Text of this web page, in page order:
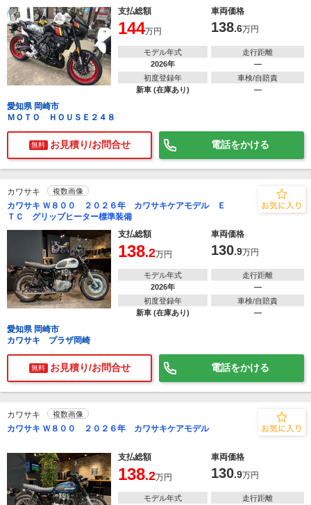
支払総額 車両価格
144万円 138.6万円
モデル年式
2026年
走行距離
―
初度登録年
新車 (在庫あり)
車検/自賠責
―
愛知県 岡崎市
ＭＯＴＯ ＨＯＵＳＥ２４８
無料 お見積り/お問合せ 電話をかける
カワサキ 複数画像
カワサキ Ｗ８００ ２０２６年 カワサキケアモデル Ｅ
ＴＣ グリップヒーター標準装備
支払総額
車両価格
138.2万円 130.9万円
モデル年式
2026年
走行距離
―
初度登録年
新車 (在庫あり)
車検/自賠責
―
愛知県 岡崎市
カワサキ プラザ岡崎
無料 お見積り/お問合せ 電話をかける
カワサキ 複数画像
カワサキ Ｗ８００ ２０２６年 カワサキケアモデル
支払総額 車両価格
138.2万円 130.9万円
モデル年式 走行距離